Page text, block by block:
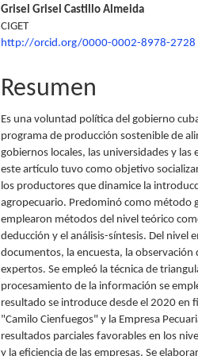
Grisel Grisel Castillo Almeida
CIGET
http://orcid.org/0000-0002-8978-2728
Resumen
Es una voluntad política del gobierno
programa de producción sostenible de
gobiernos locales, las universidades y
este artículo tuvo como objetivo
los productores que dinamice la
agropecuario. Predominó como método
emplearon métodos del nivel teórico
deducción y el análisis-síntesis. Del nivel
documentos, la encuesta, la observación
expertos. Se empleó la técnica de
procesamiento de la información se
resultado se introduce desde el 2020 en
"Camilo Cienfuegos" y la Empresa
resultados parciales favorables en los
y la eficiencia de las empresas. Se